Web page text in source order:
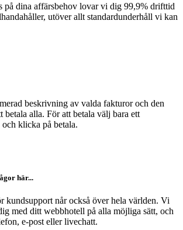
på dina affärsbehov lovar vi dig 99,9% drifttid
utöver allt standardunderhåll vi kan
beskrivning av valda fakturor och den
betala alla. För att betala välj bara ett
och klicka på betala.
här...
kundsupport når också över hela världen. Vi
med ditt webbhotell på alla möjliga sätt, och
e-post eller livechatt.